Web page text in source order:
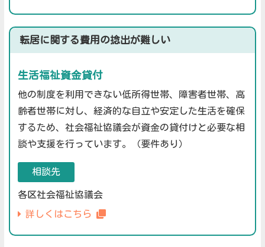
転居に関する費用の捻出が難しい
生活福祉資金貸付
他の制度を利用できない低所得世帯、障害者世帯、高
齢者世帯に対し、経済的な自立や安定した生活を確保
するため、社会福祉協議会が資金の貸付けと必要な相
談や支援を行っています。（要件あり）
相談先
各区社会福祉協議会
詳しくはこちら